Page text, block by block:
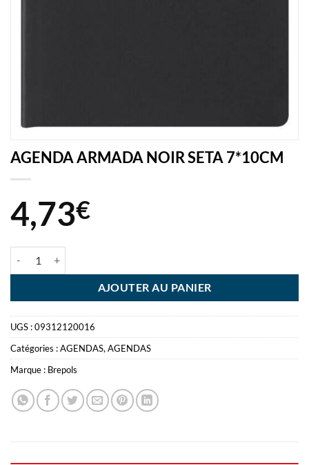
AGENDA ARMADA NOIR SETA 7*10CM
4,73€
AJOUTER AU PANIER
UGS :09312120016
Catégories :AGENDAS, AGENDAS
Marque : Brepols